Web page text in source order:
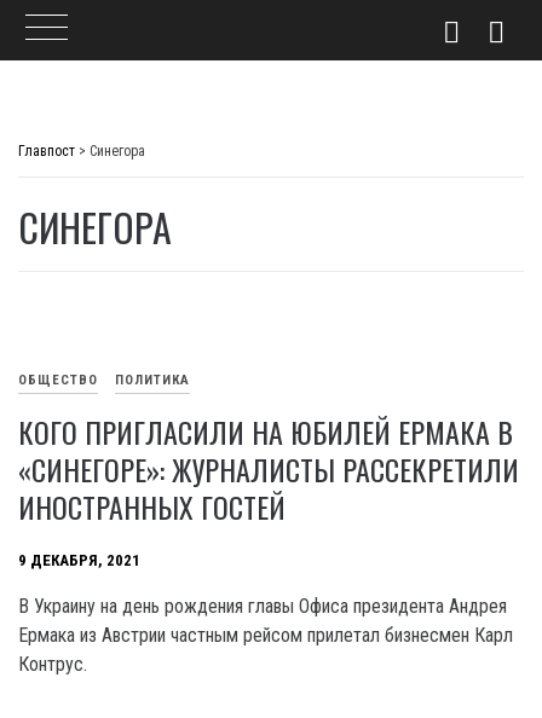
Главпост > Синегора
СИНЕГОРА
ОБЩЕСТВО ПОЛИТИКА
КОГО ПРИГЛАСИЛИ НА ЮБИЛЕЙ ЕРМАКА В
«СИНЕГОРЕ»: ЖУРНАЛИСТЫ РАССЕКРЕТИЛИ
ИНОСТРАННЫХ ГОСТЕЙ
9 ДЕКАБРЯ, 2021
В Украину на день рождения главы Офиса президента Андрея
Ермака из Австрии частным рейсом прилетал бизнесмен Карл
Контрус.